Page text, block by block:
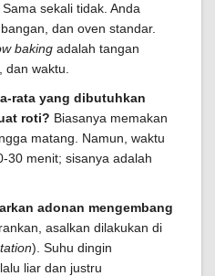
Sama sekali tidak. Anda
dan oven standar.
baking adalah tangan
waktu.
rata yang dibutuhkan
roti? Biasanya memakan
matang. Namun, waktu
30 menit; sisanya adalah
adonan mengembang
asalkan dilakukan di
). Suhu dingin
liar dan justru